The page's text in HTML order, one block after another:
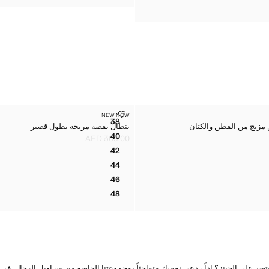
كروب مصنوع من الكتان والقطن
من مزيج من القطن والكتان
من مزيج من القطن والكتان
من مزيج من القطن والكتان
من مزيج من القطن والكتان
من مزيج من القطن والكتان
من مزيج من القطن والكتان
مزيج من القطن والكتان
مزيج من القطن والكتان
المقاسات
38بنطال بقصة مريحة بطول قصير
40بنطال بقصة مريحة بطول قصير
42بنطال بقصة مريحة بطول قصير
44بنطال بقصة مريحة بطول قصير
46بنطال بقصة مريحة بطول قصير
48بنطال بقصة مريحة بطول قصير
NEW NOW
بنطال بقصة مريحة بطول قصير
بنطال بقصة مريحة بطول قصير
AED 369.00